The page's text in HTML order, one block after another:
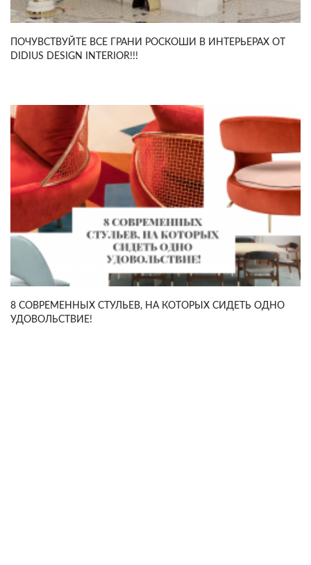
ПОЧУВСТВУЙТЕ ВСЕ ГРАНИ РОСКОШИ В ИНТЕРЬЕРАХ ОТ
DIDIUS DESIGN INTERIOR!!!
8 СОВРЕМЕННЫХ СТУЛЬЕВ, НА КОТОРЫХ СИДЕТЬ ОДНО
УДОВОЛЬСТВИЕ!